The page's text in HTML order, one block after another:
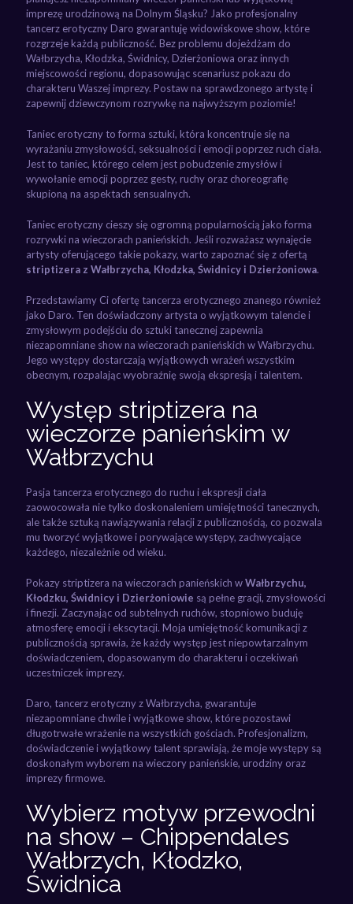
imprezę urodzinową na Dolnym Śląsku? Jako profesjonalny
tancerz erotyczny Daro gwarantuję widowiskowe show, które
rozgrzeje każdą publiczność. Bez problemu dojeżdżam do
Wałbrzycha, Kłodzka, Świdnicy, Dzierżoniowa oraz innych
miejscowości regionu, dopasowując scenariusz pokazu do
charakteru Waszej imprezy. Postaw na sprawdzonego artystę i
zapewnij dziewczynom rozrywkę na najwyższym poziomie!
Taniec erotyczny to forma sztuki, która koncentruje się na
wyrażaniu zmysłowości, seksualności i emocji poprzez ruch ciała.
Jest to taniec, którego celem jest pobudzenie zmysłów i
wywołanie emocji poprzez gesty, ruchy oraz choreografię
skupioną na aspektach sensualnych.
Taniec erotyczny cieszy się ogromną popularnością jako forma
rozrywki na wieczorach panieńskich. Jeśli rozważasz wynajęcie
artysty oferującego takie pokazy, warto zapoznać się z ofertą
striptizera z Wałbrzycha, Kłodzka, Świdnicy i Dzierżoniowa.
Przedstawiamy Ci ofertę tancerza erotycznego znanego również
jako Daro. Ten doświadczony artysta o wyjątkowym talencie i
zmysłowym podejściu do sztuki tanecznej zapewnia
niezapomniane show na wieczorach panieńskich w Wałbrzychu.
Jego występy dostarczają wyjątkowych wrażeń wszystkim
obecnym, rozpalając wyobraźnię swoją ekspresją i talentem.
Występ striptizera na
wieczorze panieńskim w
Wałbrzychu
Pasja tancerza erotycznego do ruchu i ekspresji ciała
zaowocowała nie tylko doskonaleniem umiejętności tanecznych,
ale także sztuką nawiązywania relacji z publicznością, co pozwala
mu tworzyć wyjątkowe i porywające występy, zachwycające
każdego, niezależnie od wieku.
Pokazy striptizera na wieczorach panieńskich wWałbrzychu,
Kłodzku, Świdnicy i Dzierżoniowie są pełne gracji, zmysłowości
i finezji. Zaczynając od subtelnych ruchów, stopniowo buduję
atmosferę emocji i ekscytacji. Moja umiejętność komunikacji z
publicznością sprawia, że każdy występ jest niepowtarzalnym
doświadczeniem, dopasowanym do charakteru i oczekiwań
uczestniczek imprezy.
Daro, tancerz erotyczny z Wałbrzycha, gwarantuje
niezapomniane chwile i wyjątkowe show, które pozostawi
długotrwałe wrażenie na wszystkich gościach. Profesjonalizm,
doświadczenie i wyjątkowy talent sprawiają, że moje występy są
doskonałym wyborem na wieczory panieńskie, urodziny oraz
imprezy firmowe.
Wybierz motyw przewodni
na show – Chippendales
Wałbrzych, Kłodzko,
Świdnica